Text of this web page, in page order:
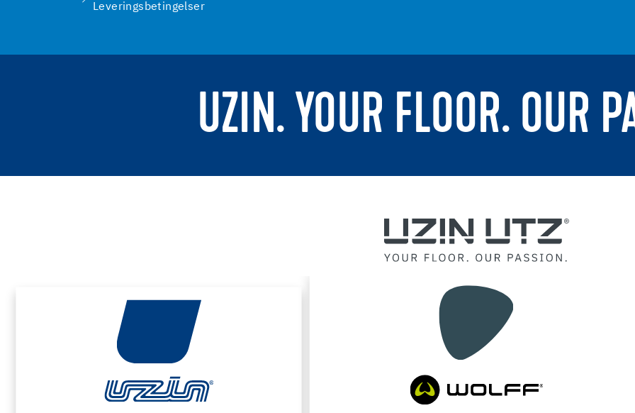
Leveringsbetingelser
UZIN. YOUR FLOOR. OUR